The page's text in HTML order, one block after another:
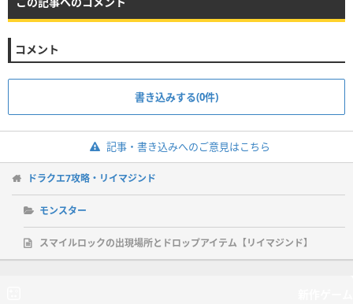
コメント
書き込みする(0件)
記事・書き込みへのご意見はこちら
ドラクエ7攻略・リイマジンド
モンスター
スマイルロックの出現場所とドロップアイテム【リイマジンド】